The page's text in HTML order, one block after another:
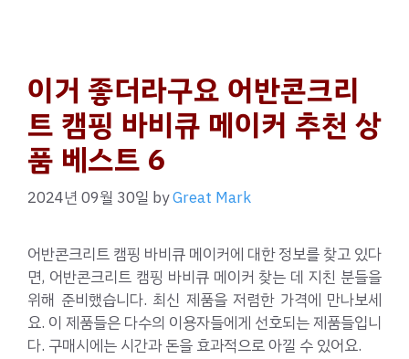
이거 좋더라구요 어반콘크리
트 캠핑 바비큐 메이커 추천 상
품 베스트 6
2024년 09월 30일 byGreat Mark
어반콘크리트 캠핑 바비큐 메이커에 대한 정보를 찾고 있다
면, 어반콘크리트 캠핑 바비큐 메이커 찾는 데 지친 분들을
위해 준비했습니다. 최신 제품을 저렴한 가격에 만나보세
요. 이 제품들은 다수의 이용자들에게 선호되는 제품들입니
다. 구매시에는 시간과 돈을 효과적으로 아낄 수 있어요.